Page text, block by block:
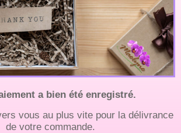
a bien été enregistré.
vous au plus vite pour la délivrance
de votre commande.